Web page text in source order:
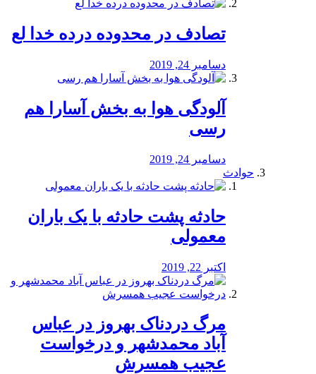
تصادف در محدوده درده خدا لع
دسامبر 24, 2019
آلودگی هوا به بخش آسارا هم
رسی
دسامبر 24, 2019
حوادث
️حادثه پشت حادثه با یک باران
معمولی
اکتبر 22, 2019
مرگ دردناک بهروز در عباس
آباد محمدشهر و درخواست
عجیب همسرش